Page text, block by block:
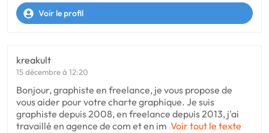
Voir le profil
kreakult
15 décembre à 12:20
Bonjour, graphiste en freelance, je vous propose de
vous aider pour votre charte graphique. Je suis
graphiste depuis 2008, en freelance depuis 2013, j'ai
travaillé en agence de com et en im Voir tout le texte